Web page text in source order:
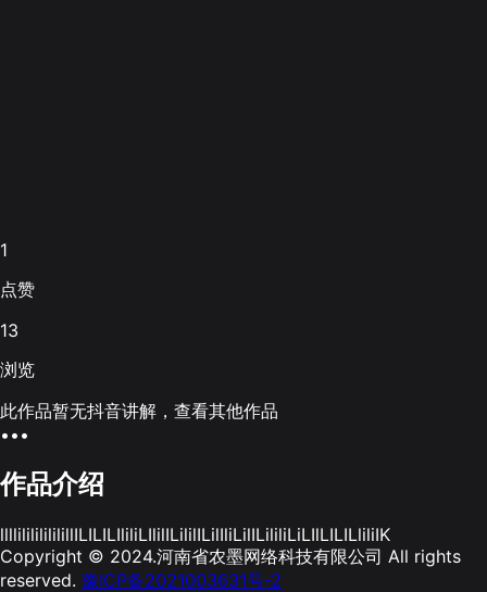
1
点赞
13
浏览
此作品暂无抖音讲解，查看其他作品
•••
作品介绍
llllilililililillILILILIliliLIlilILililILilIliLilILililiLiLIlLILILliliIK
Copyright © 2024.河南省农墨网络科技有限公司 All rights
reserved. 豫ICP备2021003631号-2